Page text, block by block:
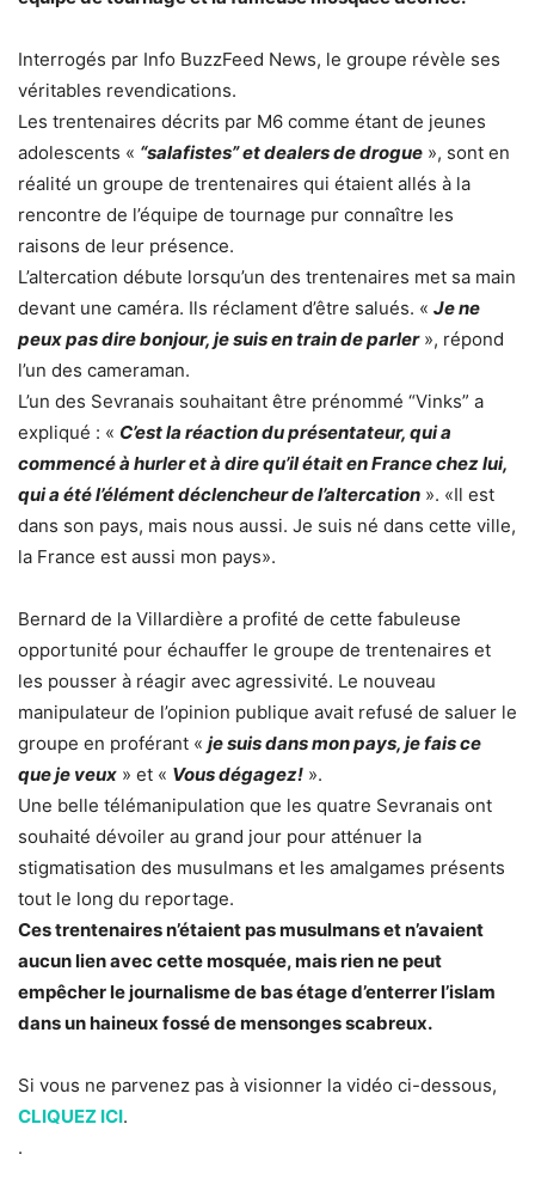
Interrogés par Info BuzzFeed News, le groupe révèle ses
véritables revendications.
Les trentenaires décrits par M6 comme étant de jeunes
adolescents « “salafistes” et dealers de drogue », sont en
réalité un groupe de trentenaires qui étaient allés à la
rencontre de l’équipe de tournage pur connaître les
raisons de leur présence.
L’altercation débute lorsqu’un des trentenaires met sa main
devant une caméra. Ils réclament d’être salués. « Je ne
peux pas dire bonjour, je suis en train de parler », répond
l’un des cameraman.
L’un des Sevranais souhaitant être prénommé “Vinks” a
expliqué : « C’est la réaction du présentateur, qui a
commencé à hurler et à dire qu’il était en France chez lui,
qui a été l’élément déclencheur de l’altercation ». «Il est
dans son pays, mais nous aussi. Je suis né dans cette ville,
la France est aussi mon pays».
Bernard de la Villardière a profité de cette fabuleuse
opportunité pour échauffer le groupe de trentenaires et
les pousser à réagir avec agressivité. Le nouveau
manipulateur de l’opinion publique avait refusé de saluer le
groupe en proférant « je suis dans mon pays, je fais ce
que je veux » et « Vous dégagez! ».
Une belle télémanipulation que les quatre Sevranais ont
souhaité dévoiler au grand jour pour atténuer la
stigmatisation des musulmans et les amalgames présents
tout le long du reportage.
Ces trentenaires n’étaient pas musulmans et n’avaient
aucun lien avec cette mosquée, mais rien ne peut
empêcher le journalisme de bas étage d’enterrer l’islam
dans un haineux fossé de mensonges scabreux.
Si vous ne parvenez pas à visionner la vidéo ci-dessous,
CLIQUEZ ICI.
.